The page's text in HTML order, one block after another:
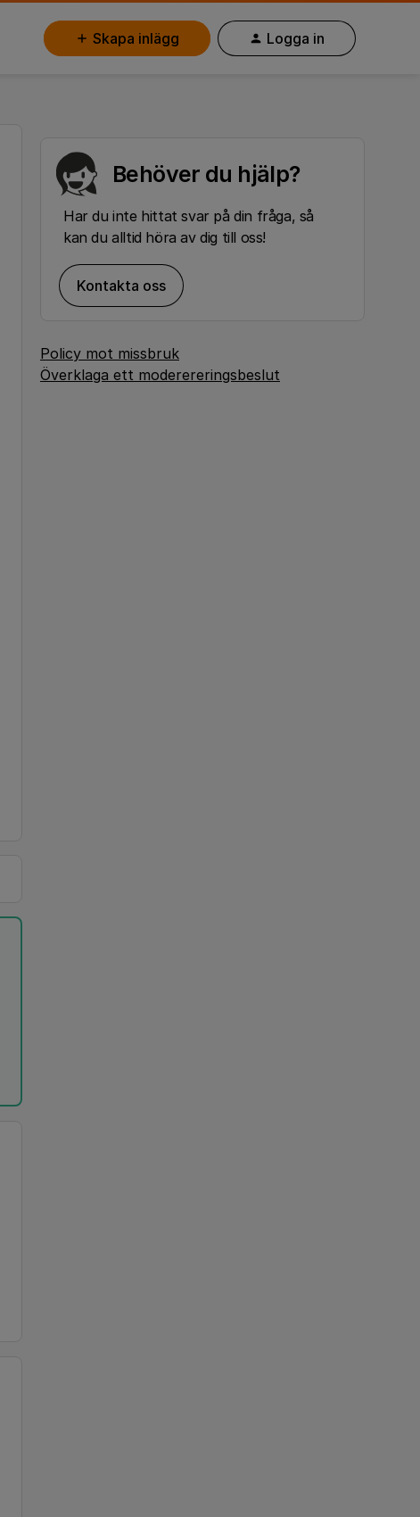
Skapa inlägg Logga in
Behöver du hjälp?
Har du inte hittat svar på din fråga, så
kan du alltid höra av dig till oss!
Kontakta oss
Policy mot missbruk
Överklaga ett moderereringsbeslut